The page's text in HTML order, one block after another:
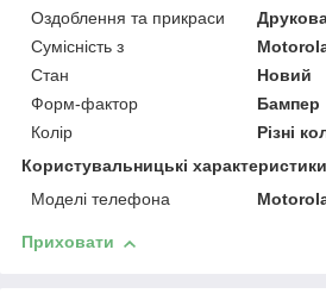
Оздоблення та прикраси
Сумісність з
Стан
Новий
Форм-фактор
Бампер
Колір
Різні
Користувальницькі характеристики
Моделі телефона
Приховати